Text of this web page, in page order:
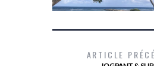
ARTICLE